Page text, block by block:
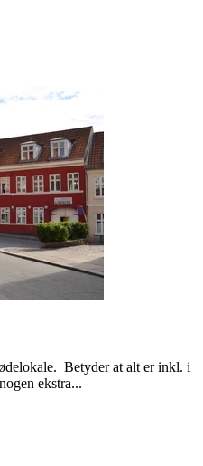
Betyder at alt er inkl. i
ekstra...